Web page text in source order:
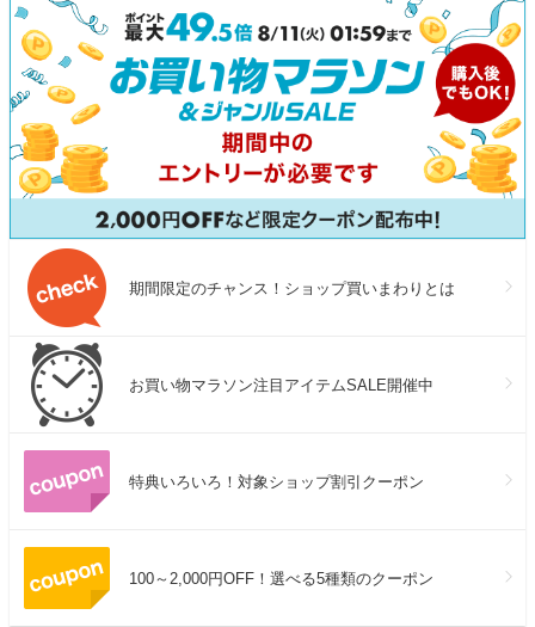
期間限定のチャンス！ショップ買いまわりとは
お買い物マラソン注目アイテムSALE開催中
特典いろいろ！対象ショップ割引クーポン
100～2,000円OFF！選べる5種類のクーポン